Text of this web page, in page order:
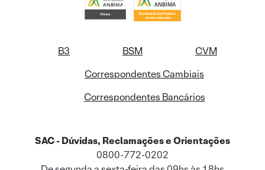
B3 BSM
CVM
Correspondentes Cambiais
Correspondentes Bancários
SAC - Dúvidas, Reclamações e Orientações
0800-772-0202